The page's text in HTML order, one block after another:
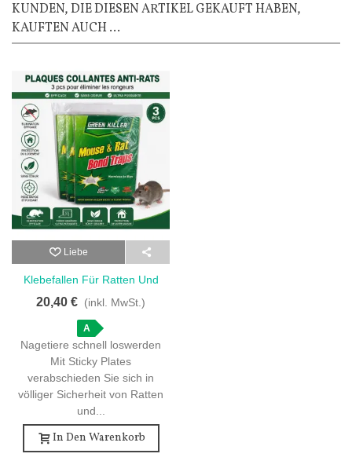
KUNDEN, DIE DIESEN ARTIKEL GEKAUFT HABEN,
KAUFTEN AUCH ...
Liebe
Klebefallen Für Ratten Und
Mäuse - 3 Stück
20,40 € (inkl. MwSt.)
A
Nagetiere schnell loswerden
Mit Sticky Plates
verabschieden Sie sich in
völliger Sicherheit von Ratten
und...
In Den Warenkorb